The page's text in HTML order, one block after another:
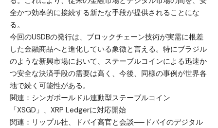
全かつ効率的に接続する新たな手段が提供されることにな
る。
今回のUSDBの発行は、ブロックチェーン技術が実需に根差
した金融商品へと進化している象徴と言える。特にブラジル
のような新興市場において、ステーブルコインによる迅速か
つ安全な決済手段の需要は高く、今後、同様の事例が世界各
地で続く可能性がある。
関連： シンガポールドル連動型ステーブルコイン
「XSGD」、XRP Ledgerに対応開始
関連： リップル社、ドバイ高官と会談──ドバイのデジタル